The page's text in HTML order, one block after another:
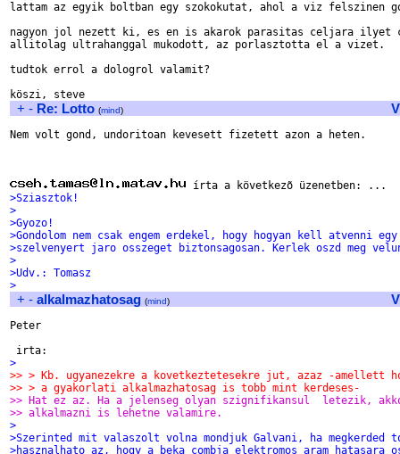
lattam az egyik boltban egy szokokutat, ahol a viz felszinen
nagyon jol nezett ki, es en is akarok parasitas celjara ilyet
allitolag ultrahanggal mukodott, az porlasztotta el a vizet.
tudtok errol a dologrol valamit?
+ - Re: Lotto (mind)
Nem volt gond, undoritoan kevesett fizetett azon a heten.
>Sziasztok!
>
>Gyozo!
>Gondolom nem csak engem erdekel, hogy hogyan kell atvenni
>szelvenyert jaro osszeget biztonsagosan. Kerlek oszd meg
>
>Udv.: Tomasz
>
+ - alkalmazhatosag (mind)
Peter
irta:
>
>> > Kb. ugyanezekre a kovetkeztetesekre jut, azaz -amellett
>> > a gyakorlati alkalmazhatosag is tobb mint kerdeses-
>> Hat ez az. Ha a jelenseg olyan szignifikansul  letezik,
>> alkalmazni is lehetne valamire.
>
>Szerinted mit valaszolt volna mondjuk Galvani, ha megkerded
>hasznalhato az, hogy a beka combja elektromos aram hatasara